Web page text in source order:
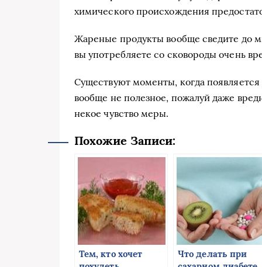
химического происхождения
Жареные продукты вообще сведите до
вы употребляете со сковороды очень
Существуют моменты, когда
вообще не полезное, пожалуй даже
некое чувство меры.
Похожие Записи:
Тем, кто хочет
Что делать при